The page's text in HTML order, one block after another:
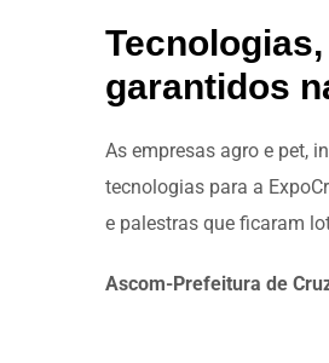
garantidos
As empresas agro e pet,
tecnologias para a
e palestras que ficaram
Ascom-Prefeitura de